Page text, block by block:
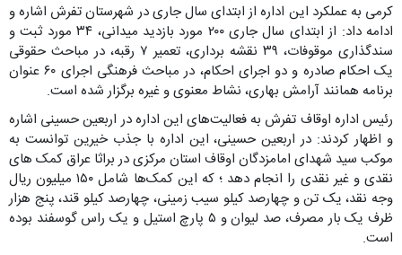
کرمی به عملکرد این اداره از ابتدای سال جاری در شهرستان تفرش اشاره و
ادامه داد: از ابتدای سال جاری ۲۰۰ مورد بازدید میدانی، ۳۴ مورد ثبت و
سندگذاری موقوفات، ۳۹ نقشه برداری، تعمیر ۷ رقبه، در مباحث حقوقی
یک احکام صادره و دو اجرای احکام، در مباحث فرهنگی اجرای ۶۰ عنوان
برنامه همانند آرامش بهاری، نشاط معنوی و غیره برگزار شده است.
رئیس اداره اوقاف تفرش به فعالیت‌های این اداره در اربعین حسینی اشاره
و اظهار کردند: در اربعین حسینی، این اداره با جذب خیرین توانست به
موکب سید شهدای امامزدگان اوقاف استان مرکزی در براثا عراق کمک های
نقدی و غیر نقدی را انجام دهد ؛ که این کمک‌ها شامل ۱۵۰ میلیون ریال
وجه نقد، یک تن و چهارصد کیلو سیب زمینی، چهارصد کیلو قند، پنج هزار
ظرف یک بار مصرف، صد لیوان و ۵ پارچ استیل و یک راس گوسفند بوده
است.